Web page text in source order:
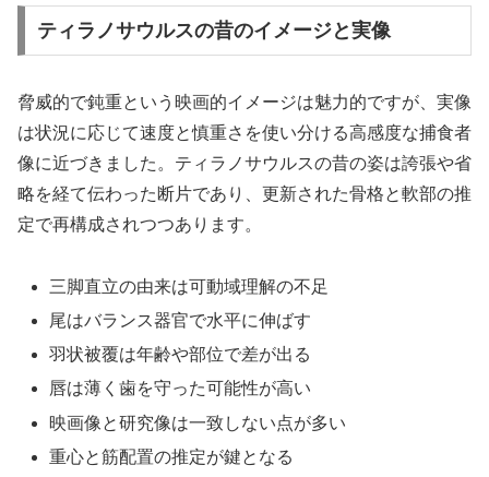
ティラノサウルスの昔のイメージと実像
脅威的で鈍重という映画的イメージは魅力的ですが、実像
は状況に応じて速度と慎重さを使い分ける高感度な捕食者
像に近づきました。ティラノサウルスの昔の姿は誇張や省
略を経て伝わった断片であり、更新された骨格と軟部の推
定で再構成されつつあります。
三脚直立の由来は可動域理解の不足
尾はバランス器官で水平に伸ばす
羽状被覆は年齢や部位で差が出る
唇は薄く歯を守った可能性が高い
映画像と研究像は一致しない点が多い
重心と筋配置の推定が鍵となる